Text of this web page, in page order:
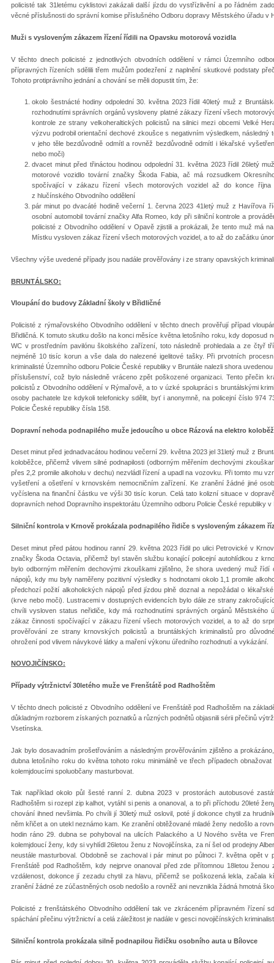
policisté tak 31letému cyklistovi zakázali další jízdu do vystřízlivění a po řádném
věcné příslušnosti do správní komise příslušného Odboru dopravy Městského úřadu v
Muži s vysloveným zákazem řízení řídili na Opavsku motorová vozidla
V těchto dnech policisté z jednotlivých obvodních oddělení v rámci Územního
přípravných řízeních sdělili třem mužům podezření z naplnění skutkové podstaty
Tohoto protiprávního jednání a chování se měli dopustit tím, že:
okolo šestnácté hodiny odpolední 30. května 2023 řídil 40letý muž z
rozhodnutími správních orgánů vysloveny platné zákazy řízení všech
kontrole ze strany velkoheraltických policistů na silnici mezi obcemi Velké
výzvu podrobil orientační dechové zkoušce s negativním výsledkem,
v jeho těle bezdůvodně odmítl a rovněž bezdůvodně odmítl i lékařské
nebo moči)
dvacet minut před třináctou hodinou odpolední 31. května 2023 řídil 26letý
motorové vozidlo tovární značky Škoda Fabia, ač má rozsudkem
spočívající v zákazu řízení všech motorových vozidel až do konce října
z hlučínského Obvodního oddělení
pár minut po dvacáté hodině večerní 1. června 2023 41letý muž z Havířova
osobní automobil tovární značky Alfa Romeo, kdy při silniční kontrole a
policisté z Obvodního oddělení v Opavě zjistili a prokázali, že tento muž má
Místku vysloven zákaz řízení všech motorových vozidel, a to až do začátku
Všechny výše uvedené případy jsou nadále prověřovány i ze strany opavských
BRUNTÁLSKO:
Vloupání do budovy Základní školy v Břidličné
Policisté z rýmařovského Obvodního oddělení v těchto dnech prověřují případ
Břidličná. K tomuto skutku došlo na konci měsíce května letošního roku, kdy doposud
WC v prostředním pavilónu školského zařízení, toto následně prohledala a ze čtyř
nejméně 10 tisíc korun a vše dala do nalezené igelitové tašky. Při prvotních
kriminalisté Územního odboru Policie České republiky v Bruntále nalezli shora
příslušenství, což bylo následně vráceno zpět poškozené organizaci. Tento přečin
policistů z Obvodního oddělení v Rýmařově, a to v úzké spolupráci s bruntálskými
osoby pachatele lze kdykoli telefonicky sdělit, byť i anonymně, na policejní číslo 974
Policie České republiky čísla 158.
Dopravní nehoda podnapilého muže jedoucího u obce Rázová na elektro
Deset minut před jednadvacátou hodinou večerní 29. května 2023 jel 31letý muž z
koloběžce, přičemž vlivem silné podnapilosti (odborným měřením dechovými
přes 2,2 promile alkoholu v dechu) nezvládl řízení a upadl na vozovku. Při tomto mu
vyšetření a ošetření v krnovském nemocničním zařízení. Ke zranění žádné jiné
vyčíslena na finanční částku ve výši 30 tisíc korun. Celá tato kolizní situace v
dopravních nehod Dopravního inspektorátu Územního odboru Policie České republiky v
Silniční kontrola v Krnově prokázala podnapilého řidiče s vysloveným zákazem
Deset minut před pátou hodinou ranní 29. května 2023 řídil po ulici Petrovické v
značky Škoda Octavia, přičemž byl stavěn službu konající policejní autohlídkou z
bylo odborným měřením dechovými zkouškami zjištěno, že shora uvedený muž řídí
nápojů, kdy mu byly naměřeny pozitivní výsledky s hodnotami okolo 1,1 promile
předchozí požití alkoholických nápojů před jízdou plně doznal a nepožádal o
(krve nebo moči). Lustracemi v dostupných evidencích bylo dále ze strany
chvíli vysloven status neřidiče, kdy má rozhodnutími správných orgánů
zákaz činnosti spočívající v zákazu řízení všech motorových vozidel, a to až do
prověřování ze strany krnovských policistů a bruntálských kriminalistů pro
ohrožení pod vlivem návykové látky a maření výkonu úředního rozhodnutí a vykázání.
NOVOJIČÍNSKO:
Případy výtržnictví 30letého muže ve Frenštátě pod Radhoštěm
V těchto dnech policisté z Obvodního oddělení ve Frenštátě pod Radhoštěm na
důkladným rozborem získaných poznatků a různých podnětů objasnili sérii přečinů
Vsetínska.
Jak bylo dosavadním prošetřováním a následným prověřováním zjištěno a
dubna letošního roku do května tohoto roku minimálně ve třech případech
kolemjdoucími spoluobčany masturbovat.
Tak například okolo půl šesté ranní 2. dubna 2023 v prostorách autobusové
Radhoštěm si rozepl zip kalhot, vytáhl si penis a onanoval, a to při příchodu 20leté
chování ihned nevšimla. Po chvíli jí 30letý muž oslovil, poté jí dokonce chytil za
něm křičet a on utekl neznámo kam. Ke zranění obtěžované mladé ženy nedošlo a
hodin ráno 29. dubna se pohyboval na ulicích Palackého a U Nového světa ve
kolemjdoucí ženy, kdy si vyhlídl 26letou ženu z Novojičínska, za ní šel od prodejny
neustále masturboval. Obdobně se zachoval i pár minut po půlnoci 7. května opět
Frenštátě pod Radhoštěm, kdy nejprve onanoval před zde přítomnou 18letou
vzdálenost, dokonce jí zezadu chytil za hlavu, přičemž se poškozená lekla, začala
zranění žádné ze zúčastněných osob nedošlo a rovněž ani nevznikla žádná hmotná
Policisté z frenštátského Obvodního oddělení tak ve zkráceném přípravném řízení
spáchání přečinu výtržnictví a celá záležitost je nadále v gesci novojičínských
Silniční kontrola prokázala silně podnapilou řidičku osobního auta u Bílovce